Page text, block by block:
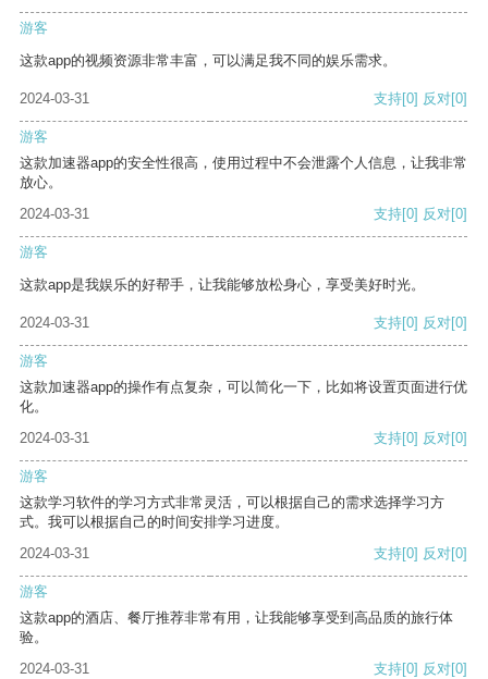
游客
这款app的视频资源非常丰富，可以满足我不同的娱乐需求。
2024-03-31 支持[0] 反对[0]
游客
这款加速器app的安全性很高，使用过程中不会泄露个人信息，让我非常
放心。
2024-03-31
支持[0] 反对[0]
游客
这款app是我娱乐的好帮手，让我能够放松身心，享受美好时光。
2024-03-31 支持[0] 反对[0]
游客
这款加速器app的操作有点复杂，可以简化一下，比如将设置页面进行优
化。
2024-03-31
支持[0] 反对[0]
游客
这款学习软件的学习方式非常灵活，可以根据自己的需求选择学习方
式。我可以根据自己的时间安排学习进度。
2024-03-31
支持[0] 反对[0]
游客
这款app的酒店、餐厅推荐非常有用，让我能够享受到高品质的旅行体
验。
2024-03-31
支持[0] 反对[0]